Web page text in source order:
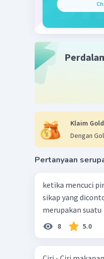
Gaya
sepeda,
Gaya
untuk
Anda
Beri
Nanda R
07 Oktober
Gaya
Klaim
Dengan
Pertanyaan
ketika mencuci
sikap yang
merupakan suatu
8 5.0